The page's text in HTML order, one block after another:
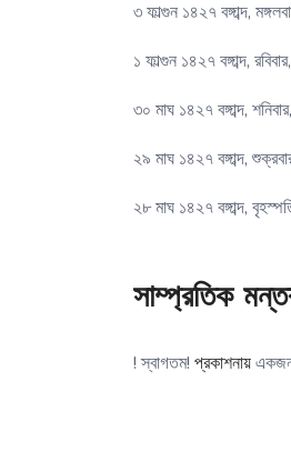
৩ ফাল্গুন ১৪২৭ বঙ্গাব্দ,
১ ফাল্গুন ১৪২৭ বঙ্গাব্দ,
৩০ মাঘ ১৪২৭ বঙ্গাব্দ,
২৯ মাঘ ১৪২৭ বঙ্গাব্দ,
২৮ মাঘ ১৪২৭ বঙ্গাব্দ,
সাম্প্রতিক
! স্বাগতম! প্রকাশনায়একজন